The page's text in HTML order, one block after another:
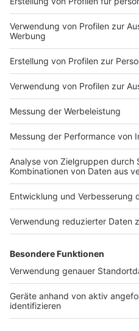
Impressum
Nutzungsbedingungen
Jobs
Presse
Werben
Archiv
ANTENNE BAYERN GROUP
Stiftung ANTENNE BAYERN
hilft